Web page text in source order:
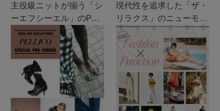
主役級ニットが揃う「シ
ーエフシーエル」のPOP
UPがスタート
現代性を追求した「ザ・
リラクス」のニューモダ
ンクラシック